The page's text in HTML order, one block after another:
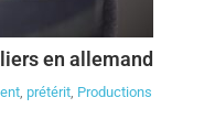
en allemand
, prétérit, Productions